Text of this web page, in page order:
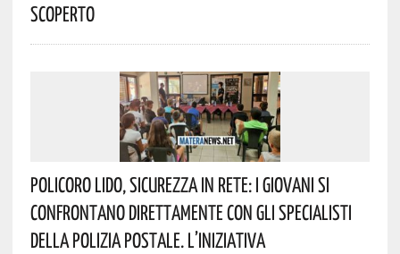
Scoperto
Policoro Lido, Sicurezza In Rete: I Giovani Si
Confrontano Direttamente Con Gli Specialisti
Della Polizia Postale. L’iniziativa